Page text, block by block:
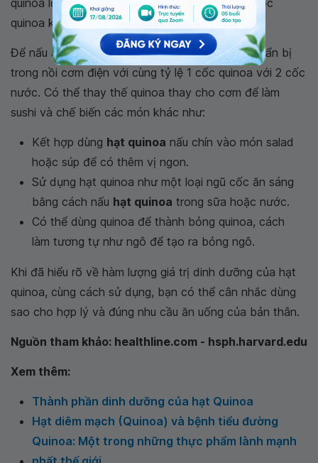
quinoa khô sẽ cho ra 3 cốc nấu chín.
Để nấu ăn dễ dàng hơn, quinoa có thể được chuẩn bị
trong nồi cơm điện với cùng tỷ lệ 1 cốc quinoa với 2 cốc
nước. Có thể thay thế quinoa thay cho cơm để làm
sushi và chế biến các món khác như:
Kết hợp dùng hạt quinoa nấu chín vào món salad
hoặc súp để có thêm vị ngon.
Sử dụng hạt quinoa như một loại ngũ cốc ăn sáng
bằng cách nấu hạt quinoa trong sữa hoặc nước.
Có thể dùng quinoa để thành bỏng quinoa, cách
làm tương tự như ngô để tạo ra bỏng ngô.
Khi đã hiểu rõ về hàm lượng giá trị dinh dưỡng của hạt
quinoa, cùng cách sử dụng, bạn có thể cân nhắc dùng
sao cho hợp lý và đúng nhu cầu ăn uống của bản thân.
Nguồn tham khảo: healthline.com - hsph.harvard.edu
Xem thêm:
Thành phần dinh dưỡng của hạt Quinoa
Hạt diêm mạch (Quinoa) và bệnh tiểu đường
Quinoa: Một trong những thực phẩm lành mạnh